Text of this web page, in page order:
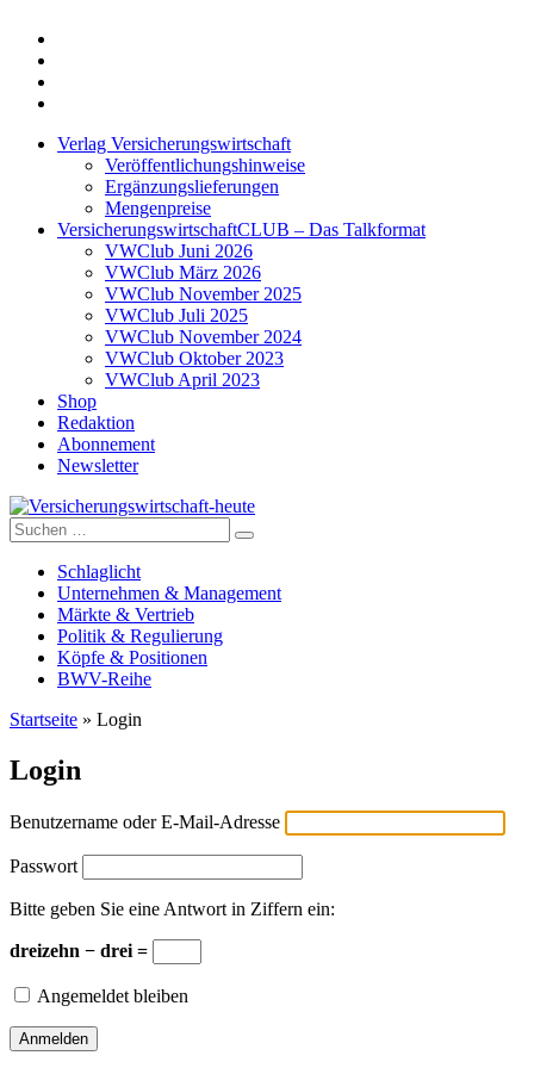
Verlag Versicherungswirtschaft
Veröffentlichungshinweise
Ergänzungslieferungen
Mengenpreise
VersicherungswirtschaftCLUB – Das Talkformat
VWClub Juni 2026
VWClub März 2026
VWClub November 2025
VWClub Juli 2025
VWClub November 2024
VWClub Oktober 2023
VWClub April 2023
Shop
Redaktion
Abonnement
Newsletter
Versicherungswirtschaft-heute
Suche
nach:
Schlaglicht
Unternehmen & Management
Märkte & Vertrieb
Politik & Regulierung
Köpfe & Positionen
BWV-Reihe
Startseite » Login
Login
Benutzername oder E-Mail-Adresse
Passwort
Bitte geben Sie eine Antwort in Ziffern ein:
dreizehn − drei =
Angemeldet bleiben